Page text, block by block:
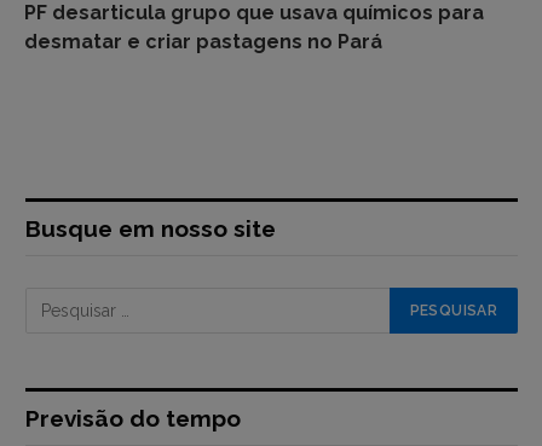
PF desarticula grupo que usava químicos para
desmatar e criar pastagens no Pará
Busque em nosso site
Previsão do tempo